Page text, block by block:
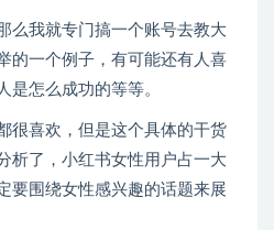
么我就专门搞一个账号去教大
的一个例子，有可能还有人喜
是怎么成功的等等。
很喜欢，但是这个具体的干货
析了，小红书女性用户占一大
要围绕女性感兴趣的话题来展